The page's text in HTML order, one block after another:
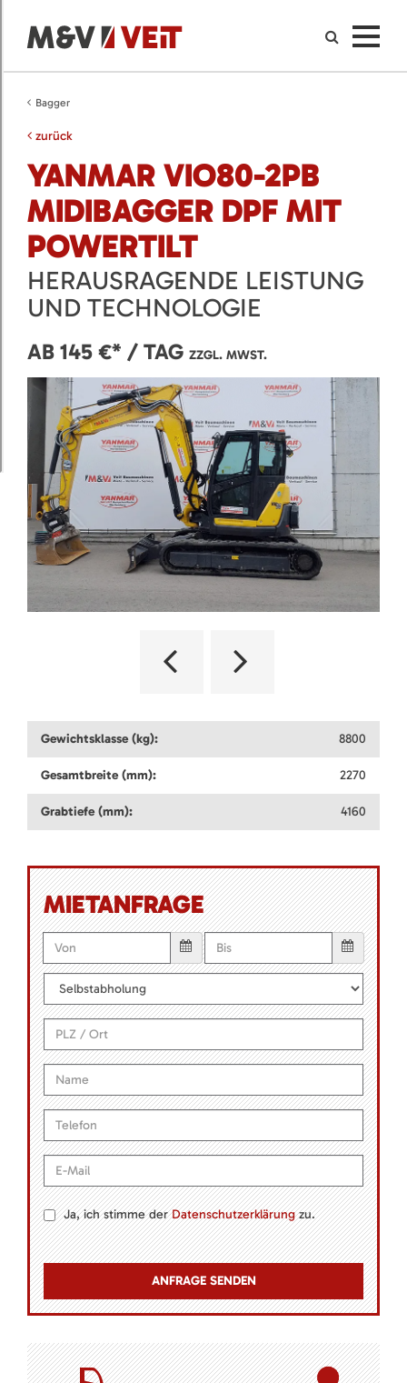
Bagger
zurück
YANMAR VIO80-2PB
MIDIBAGGER DPF MIT
POWERTILT
HERAUSRAGENDE LEISTUNG
UND TECHNOLOGIE
AB 145 €* / TAG ZZGL. MWST.
Gewichtsklasse (kg): 8800
Gesamtbreite (mm): 2270
Grabtiefe (mm): 4160
MIETANFRAGE
Ja, ich stimme derDatenschutzerklärungzu.